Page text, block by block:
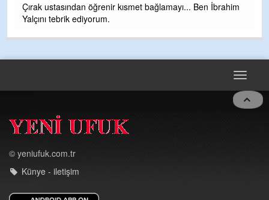
Çırak ustasından öğrenir kısmet bağlamayı... Ben İbrahim
Yalçını tebrik ediyorum.
Toggle
© yeniufuk.com.tr
Künye - iletişim